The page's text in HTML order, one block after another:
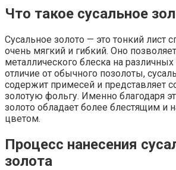
Что такое сусальное
Сусальное золото — это тонкий лист
очень мягкий и гибкий. Оно
металлического блеска на различных
отличие от обычного позолоты,
содержит примесей и представляет
золотую фольгу. Именно благодаря
золото обладает более блестящим
цветом.
Процесс нанесения
золота